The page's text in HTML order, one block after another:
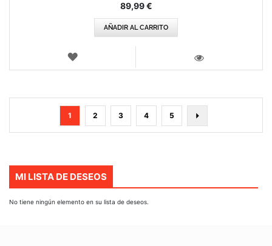
89,99 €
AÑADIR AL CARRITO
LISTA
Página
Actualmente
estás
1 Página
2 Página
3 Página
4 Página
5
MI LISTA DE DESEOS
No tiene ningún elemento en su lista de deseos.